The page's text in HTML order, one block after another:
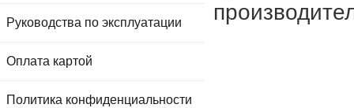
Руководства по эксплуатации
Оплата картой
Политика конфиденциальности